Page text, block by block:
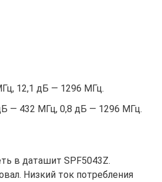
12,1 дБ — 1296 МГц.
— 432 МГц, 0,8 дБ — 1296 МГц.
в даташит SPF5043Z.
Низкий ток потребления